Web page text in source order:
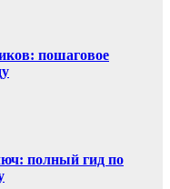
пошаговое
полный гид по